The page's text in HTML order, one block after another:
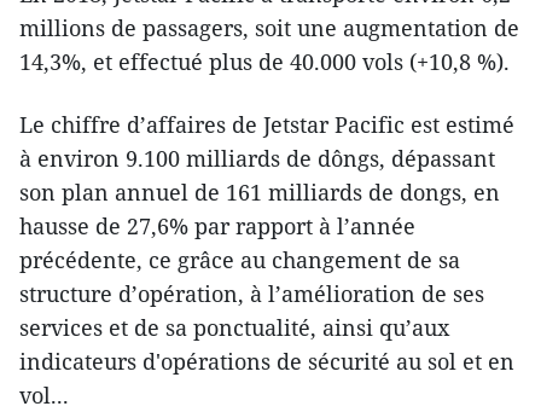
millions de passagers, soit une augmentation de
14,3%, et effectué plus de 40.000 vols (+10,8 %).
Le chiffre d’affaires de Jetstar Pacific est estimé
à environ 9.100 milliards de dôngs, dépassant
son plan annuel de 161 milliards de dongs, en
hausse de 27,6% par rapport à l’année
précédente, ce grâce au changement de sa
structure d’opération, à l’amélioration de ses
services et de sa ponctualité, ainsi qu’aux
indicateurs d'opérations de sécurité au sol et en
vol...